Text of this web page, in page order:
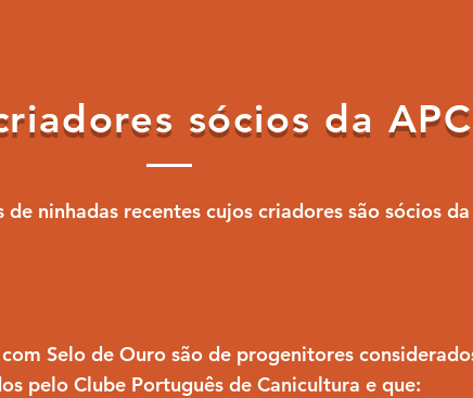
sócios da
ninhadas recentes cujos criadores são sócios da
Selo de Ouro são de progenitores
pelo Clube Português de Canicultura e que: